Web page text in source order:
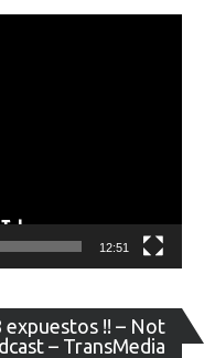
12:51
expuestos !! – Not
– TransMedia
de